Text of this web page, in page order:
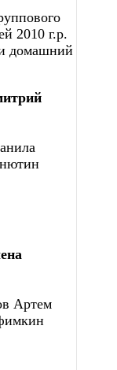
2010 г.р.
домашний
Артем